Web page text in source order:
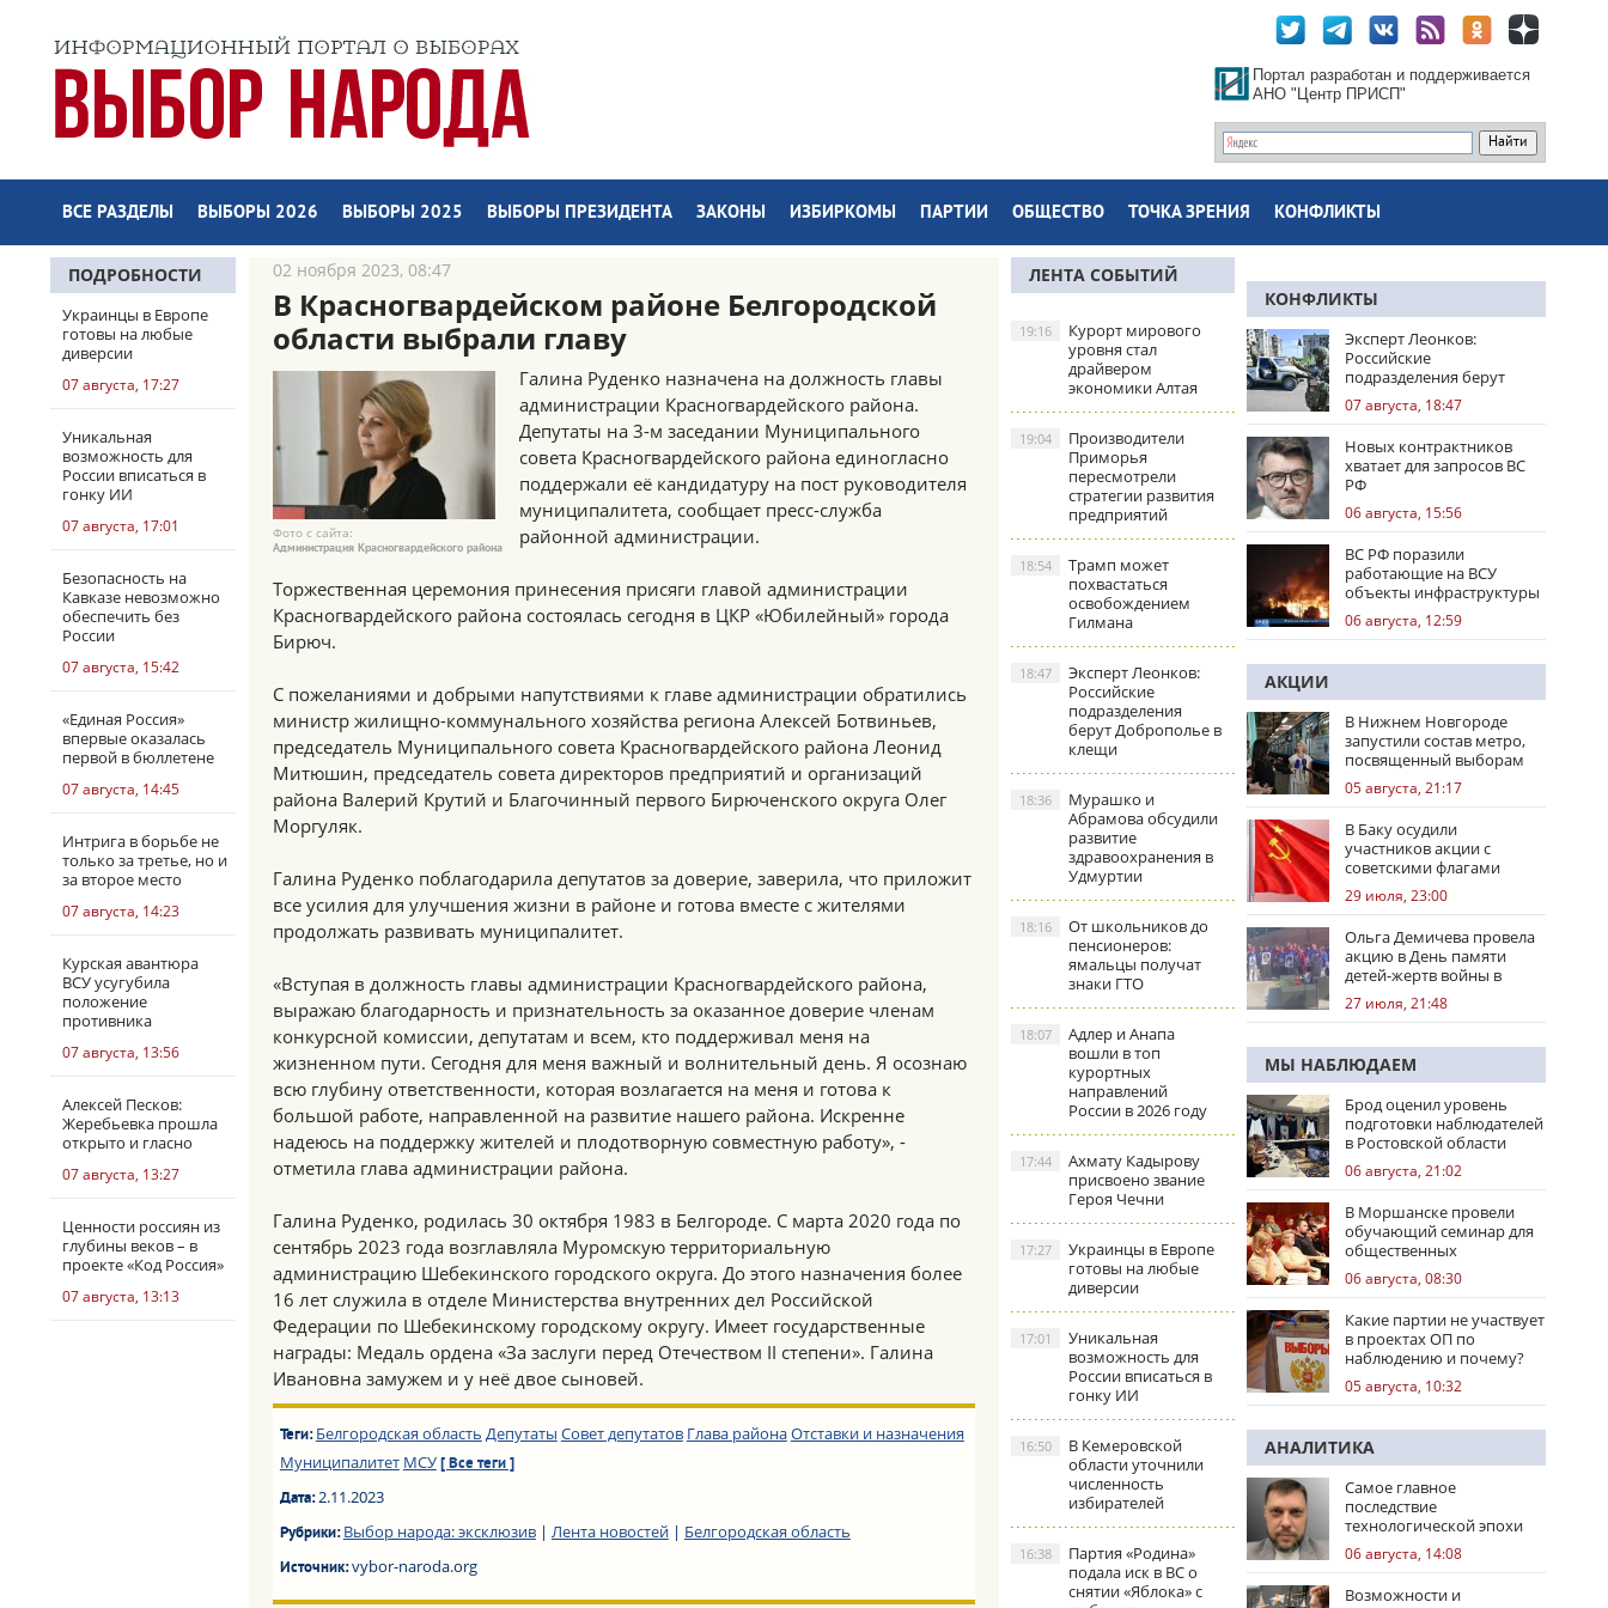
Портал разработан и поддерживается
АНО "Центр ПРИСП"
ВСЕ РАЗДЕЛЫ ВЫБОРЫ 2026 ВЫБОРЫ 2025 ВЫБОРЫ ПРЕЗИДЕНТА ЗАКОНЫ ИЗБИРКОМЫ ПАРТИИ ОБЩЕСТВО ТОЧКА ЗРЕНИЯ КОНФЛИКТЫ
ПОДРОБНОСТИ
Украинцы в Европе
готовы на любые
диверсии
07 августа, 17:27
Уникальная
возможность для
России вписаться в
гонку ИИ
07 августа, 17:01
Безопасность на
Кавказе невозможно
обеспечить без
России
07 августа, 15:42
«Единая Россия»
впервые оказалась
первой в бюллетене
07 августа, 14:45
Интрига в борьбе не
только за третье, но и
за второе место
07 августа, 14:23
Курская авантюра
ВСУ усугубила
положение
противника
07 августа, 13:56
Алексей Песков:
Жеребьевка прошла
открыто и гласно
07 августа, 13:27
Ценности россиян из
глубины веков – в
проекте «Код Россия»
07 августа, 13:13
02 ноября 2023, 08:47
В Красногвардейском районе Белгородской
области выбрали главу
Фото с сайта:
Администрация Красногвардейского района
Галина Руденко назначена на должность главы
администрации Красногвардейского района.
Депутаты на 3-м заседании Муниципального
совета Красногвардейского района единогласно
поддержали её кандидатуру на пост руководителя
муниципалитета, сообщает пресс-служба
районной администрации.
Торжественная церемония принесения присяги главой администрации
Красногвардейского района состоялась сегодня в ЦКР «Юбилейный» города
Бирюч.
С пожеланиями и добрыми напутствиями к главе администрации обратились
министр жилищно-коммунального хозяйства региона Алексей Ботвиньев,
председатель Муниципального совета Красногвардейского района Леонид
Митюшин, председатель совета директоров предприятий и организаций
района Валерий Крутий и Благочинный первого Бирюченского округа Олег
Моргуляк.
Галина Руденко поблагодарила депутатов за доверие, заверила, что приложит
все усилия для улучшения жизни в районе и готова вместе с жителями
продолжать развивать муниципалитет.
«Вступая в должность главы администрации Красногвардейского района,
выражаю благодарность и признательность за оказанное доверие членам
конкурсной комиссии, депутатам и всем, кто поддерживал меня на
жизненном пути. Сегодня для меня важный и волнительный день. Я осознаю
всю глубину ответственности, которая возлагается на меня и готова к
большой работе, направленной на развитие нашего района. Искренне
надеюсь на поддержку жителей и плодотворную совместную работу», -
отметила глава администрации района.
Галина Руденко, родилась 30 октября 1983 в Белгороде. С марта 2020 года по
сентябрь 2023 года возглавляла Муромскую территориальную
администрацию Шебекинского городского округа. До этого назначения более
16 лет служила в отделе Министерства внутренних дел Российской
Федерации по Шебекинскому городскому округу. Имеет государственные
награды: Медаль ордена «За заслуги перед Отечеством II степени». Галина
Ивановна замужем и у неё двое сыновей.
Теги: Белгородская область Депутаты Совет депутатов Глава районаОтставки и назначения
Муниципалитет МСУ [ Все теги ]
Дата:2.11.2023
Рубрики:Выбор народа: эксклюзив| Лента новостей| Белгородская область
Источник:vybor-naroda.org
ЛЕНТА СОБЫТИЙ
Курорт мирового
уровня стал
драйвером
экономики Алтая
19:16
Производители
Приморья
пересмотрели
стратегии развития
предприятий
19:04
Трамп может
похвастаться
освобождением
Гилмана
18:54
Эксперт Леонков:
Российские
подразделения
берут Доброполье в
клещи
18:47
Мурашко и
Абрамова обсудили
развитие
здравоохранения в
Удмуртии
18:36
От школьников до
пенсионеров:
ямальцы получат
знаки ГТО
18:16
Адлер и Анапа
вошли в топ
курортных
направлений
России в 2026 году
18:07
Ахмату Кадырову
присвоено звание
Героя Чечни
17:44
Украинцы в Европе
готовы на любые
диверсии
17:27
Уникальная
возможность для
России вписаться в
гонку ИИ
17:01
В Кемеровской
области уточнили
численность
избирателей
16:50
Партия «Родина»
подала иск в ВС о
снятии «Яблока» с
16:38
КОНФЛИКТЫ
Эксперт Леонков:
Российские
подразделения берут
Доброполье в клещи
07 августа, 18:47
Новых контрактников
хватает для запросов ВС
РФ
06 августа, 15:56
ВС РФ поразили
работающие на ВСУ
объекты инфраструктуры
и центры логистики
06 августа, 12:59
АКЦИИ
В Нижнем Новгороде
запустили состав метро,
посвященный выборам
05 августа, 21:17
В Баку осудили
участников акции с
советскими флагами
29 июля, 23:00
Ольга Демичева провела
акцию в День памяти
детей-жертв войны в
Донбассе
27 июля, 21:48
МЫ НАБЛЮДАЕМ
Брод оценил уровень
подготовки наблюдателей
в Ростовской области
06 августа, 21:02
В Моршанске провели
обучающий семинар для
общественных
наблюдателей
06 августа, 08:30
Какие партии не участвует
в проектах ОП по
наблюдению и почему?
05 августа, 10:32
АНАЛИТИКА
Самое главное
последствие
технологической эпохи
06 августа, 14:08
Возможности и